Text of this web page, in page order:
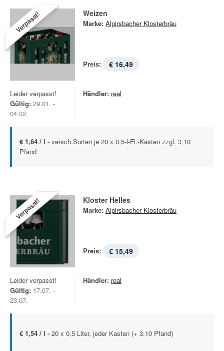
Verpasst! Weizen
Marke: Alpirsbacher Klosterbräu
Preis: € 16,49
Leider verpasst!
Gültig: 29.01. -
04.02.
Händler: real
€ 1,64 / l - versch.Sorten je 20 x 0,5-l-Fl.-Kasten zzgl. 3,10
Pfand
Verpasst! Kloster Helles
Marke: Alpirsbacher Klosterbräu
Preis: € 15,49
Leider verpasst!
Gültig: 17.07. -
23.07.
Händler: real
€ 1,54 / l - 20 x 0,5 Liter, jeder Kasten (+ 3,10 Pfand)